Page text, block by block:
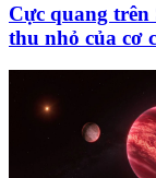
Cực quang trên
thu nhỏ của cơ